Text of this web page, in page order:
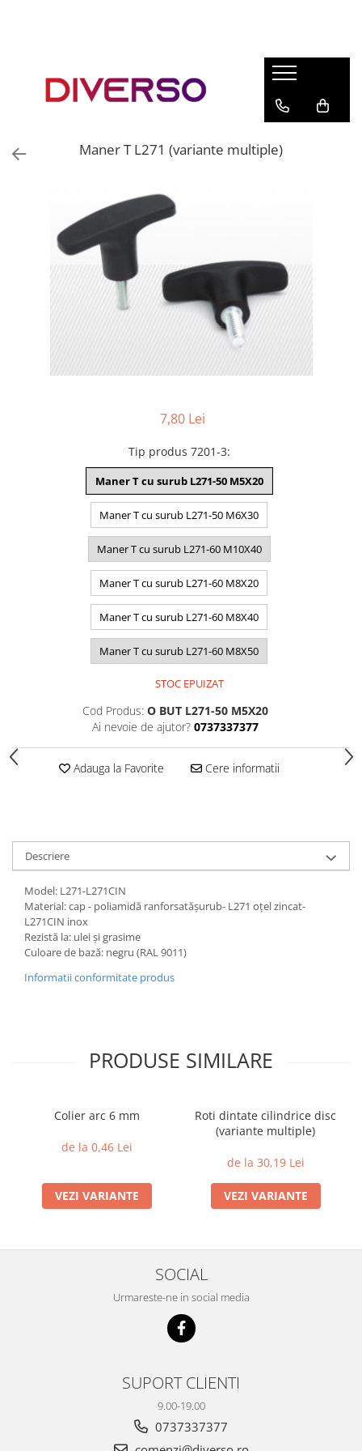
ASA
Maner T L271 (variante multiple)
7,80 Lei
Tip produs 7201-3:
Maner T cu surub L271-50 M5X20
Maner T cu surub L271-50 M6X30
Maner T cu surub L271-60 M10X40
Maner T cu surub L271-60 M8X20
Maner T cu surub L271-60 M8X40
Maner T cu surub L271-60 M8X50
STOC EPUIZAT
Cod Produs: O BUT L271-50 M5X20
Ai nevoie de ajutor? 0737337377
Adauga la Favorite Cere informatii
Descriere
Model: L271-L271CIN
Material: cap - poliamidă ranforsatășurub- L271 oțel zincat-
L271CIN inox
Rezistă la: ulei și grasime
Culoare de bază: negru (RAL 9011)
Informatii conformitate produs
PRODUSE SIMILARE
Colier arc 6 mm
de la 0,46 Lei
VEZI VARIANTE
Roti dintate cilindrice disc
(variante multiple)
de la 30,19 Lei
VEZI VARIANTE
SOCIAL
Urmareste-ne in social media
SUPORT CLIENTI
9.00-19.00
0737337377